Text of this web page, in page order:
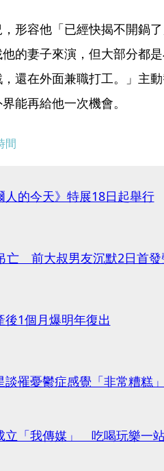
形容他「已經快揭不開鍋
的妻子來演，但大部分都
還在外面兼職打工。」主
能再給他一次機會。
間
人的今天》特展18日起舉行
亡 前大叔男友沉默2日首發
1個月爆明年復出
罹憂鬱症感覺「非常糟糕」
立「我傳媒」 吃喝玩樂一